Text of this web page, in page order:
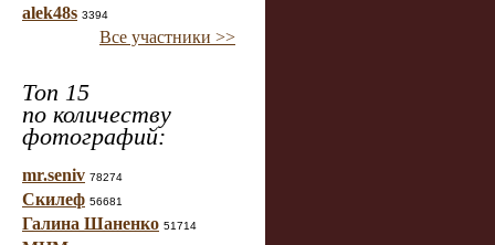
alek48s 3394
Все участники >>
Топ 15
по количеству
фотографий:
mr.seniv 78274
Скилеф 56681
Галина Шаненко 51714